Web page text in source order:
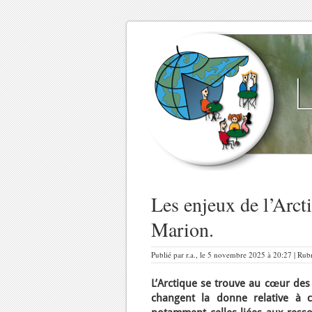
Les enjeux de
Marion.
Publié par r.a., le 5 novembre 2025 à 20:27 |
L’Arctique se trouve au cœur
changent la donne relative à